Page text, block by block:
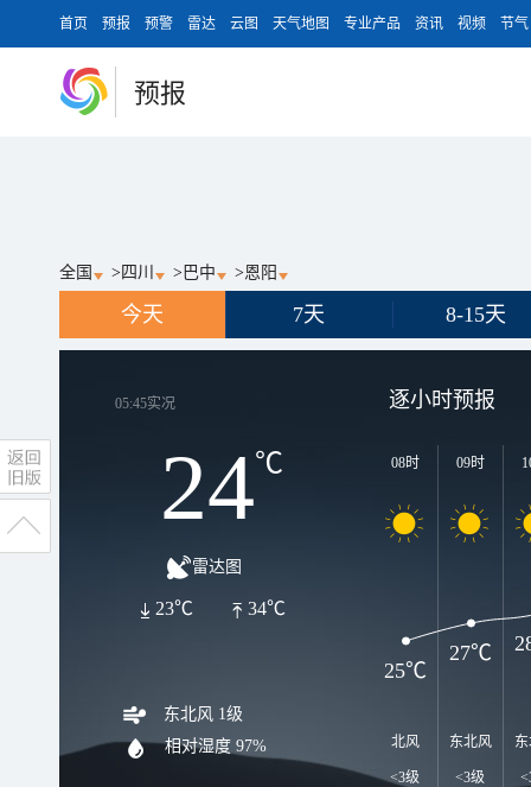
首页 预报 预警 雷达 云图 天气地图 专业产品 资讯 视频 节气
预报
全国 > 四川 > 巴中 >恩阳
今天 7天 8-15天
05:45实况
24℃
雷达图
34℃
23℃
东北风 1级
相对湿度 97%
逐小时预报
08时
北风
<3级
09时
东北风
<3级
25℃
27℃